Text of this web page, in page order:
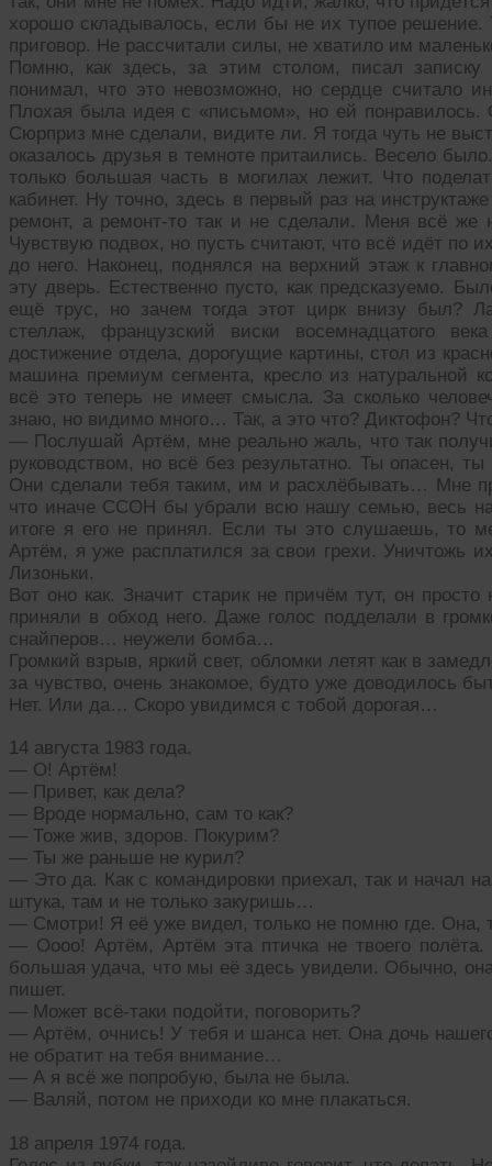
хорошо складывалось, если бы не их тупое
приговор. Не рассчитали силы, не хватило им
Помню, как здесь, за этим столом, писал
понимал, что это невозможно, но сердце считало
Плохая была идея с «письмом», но ей
Сюрприз мне сделали, видите ли. Я тогда чуть не
оказалось друзья в темноте притаились. Весело
только большая часть в могилах лежит. Что
кабинет. Ну точно, здесь в первый раз на
ремонт, а ремонт-то так и не сделали. Меня всё же
Чувствую подвох, но пусть считают, что всё идёт по
до него. Наконец, поднялся на верхний этаж к
эту дверь. Естественно пусто, как предсказуемо.
ещё трус, но зачем тогда этот цирк внизу был?
стеллаж, французский виски восемнадцатого
достижение отдела, дорогущие картины, стол из
машина премиум сегмента, кресло из натуральной
всё это теперь не имеет смысла. За сколько
знаю, но видимо много… Так, а это что? Диктофон?
— Послушай Артём, мне реально жаль, что так
руководством, но всё без результатно. Ты опасен,
Они сделали тебя таким, им и расхлёбывать… Мне
что иначе ССОН бы убрали всю нашу семью, весь
итоге я его не принял. Если ты это слушаешь, то
Артём, я уже расплатился за свои грехи. Уничтожь
Лизоньки.
Вот оно как. Значит старик не причём тут, он
приняли в обход него. Даже голос подделали в
снайперов… неужели бомба…
Громкий взрыв, яркий свет, обломки летят как в
за чувство, очень знакомое, будто уже доводилось
Нет. Или да… Скоро увидимся с тобой дорогая…
14 августа 1983 года.
— О! Артём!
— Привет, как дела?
— Вроде нормально, сам то как?
— Тоже жив, здоров. Покурим?
— Ты же раньше не курил?
— Это да. Как с командировки приехал, так и начал
штука, там и не только закуришь…
— Смотри! Я её уже видел, только не помню где. Она,
— Оооо! Артём, Артём эта птичка не твоего
большая удача, что мы её здесь увидели. Обычно,
пишет.
— Может всё-таки подойти, поговорить?
— Артём, очнись! У тебя и шанса нет. Она дочь
не обратит на тебя внимание…
— А я всё же попробую, была не была.
— Валяй, потом не приходи ко мне плакаться.
18 апреля 1974 года.